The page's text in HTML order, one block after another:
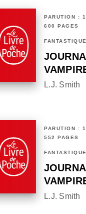
PARUTION :
600 PAGES
L.J. Smith
PARUTION :
552 PAGES
L.J. Smith